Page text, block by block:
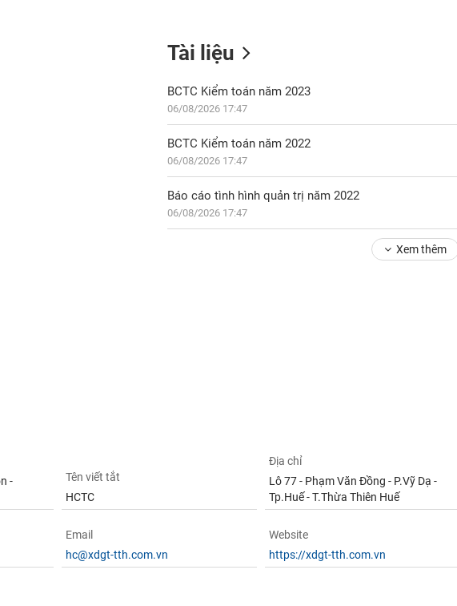
Tài liệu
BCTC Kiểm toán năm 2023
06/08/2026 17:47
BCTC Kiểm toán năm 2022
06/08/2026 17:47
Báo cáo tình hình quản trị năm 2022
06/08/2026 17:47
Xem thêm
-
Tên viết tắt
HCTC
Địa chỉ
Lô 77 - Phạm Văn Đồng - P.Vỹ Dạ -
Tp.Huế - T.Thừa Thiên Huế
Email
hc@xdgt-tth.com.vn
Website
https://xdgt-tth.com.vn